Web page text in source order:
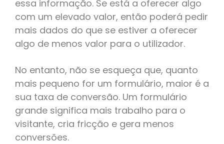
essa informação. Se está a oferecer algo
com um elevado valor, então poderá pedir
mais dados do que se estiver a oferecer
algo de menos valor para o utilizador.
No entanto, não se esqueça que, quanto
mais pequeno for um formulário, maior é a
sua taxa de conversão. Um formulário
grande significa mais trabalho para o
visitante, cria fricção e gera menos
conversões.